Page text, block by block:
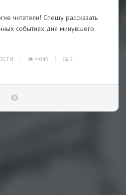
читатели! Спешу рассказать
событиях дня минувшего.
4 045 2